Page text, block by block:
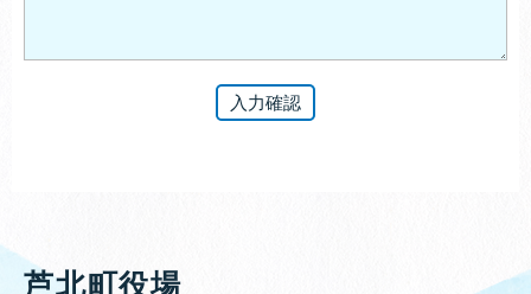
芦北町役場